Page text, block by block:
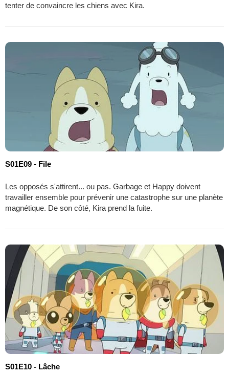
tenter de convaincre les chiens avec Kira.
S01E09 - File
Les opposés s'attirent... ou pas. Garbage et Happy doivent
travailler ensemble pour prévenir une catastrophe sur une planète
magnétique. De son côté, Kira prend la fuite.
S01E10 - Lâche